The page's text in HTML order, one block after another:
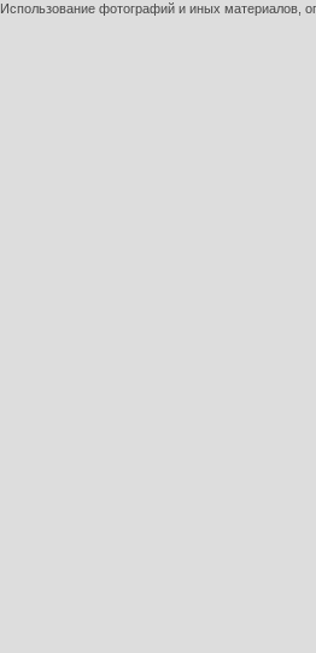
Использование фотографий и иных материалов,